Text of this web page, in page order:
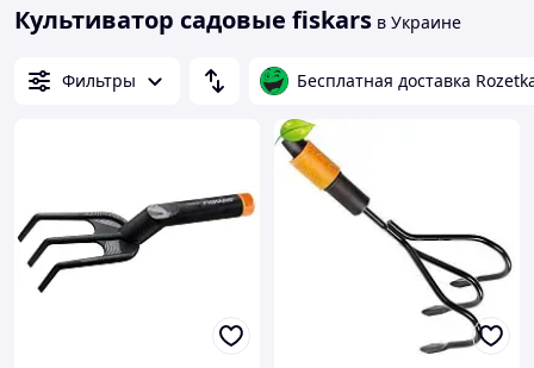
Культиватор садовые fiskars в Украине
Фильтры Бесплатная доставка